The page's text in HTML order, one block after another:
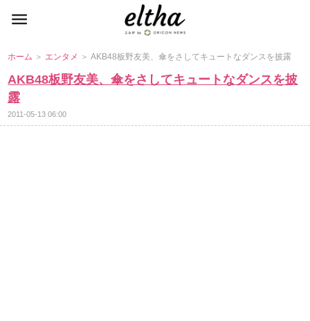
ホーム ＞ エンタメ ＞ AKB48板野友美、傘をさしてキュートなダンスを披露
AKB48板野友美、傘をさしてキュートなダンスを披
露
2011-05-13 06:00